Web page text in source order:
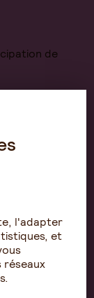
de
contrat
mois,
cas de
l'adapter
et